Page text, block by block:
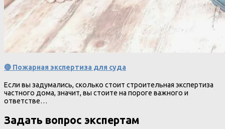
🔴 Пожарная экспертиза для суда
Если вы задумались, сколько стоит строительная экспертиза
частного дома, значит, вы стоите на пороге важного и
ответстве…
Задать вопрос экспертам